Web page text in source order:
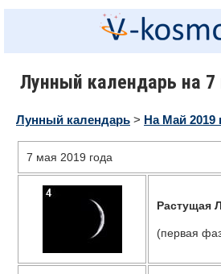
Лунный календарь на 7
Лунный календарь > На Май 2019
7 мая 2019 года
Растущая
(первая